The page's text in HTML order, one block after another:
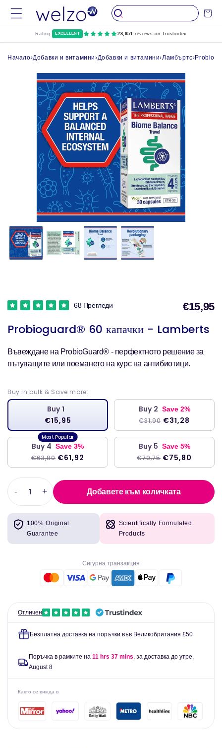
Пропуснете до
съдържание
Количка
Rating: EXCELLENT 28,951 reviews on Trustindex
Начало›Добавки и витамини›Добавки и витамини›Ламбъртс›
Probioguard® 60 капачки - Lamberts
68 Прегледи €15,95
Въвеждане на ProbioGuard® - перфектното решение за
пътуващите или поемането на курс на антибиотици.
Buy in bulk & Save more:
Buy 1
€15,95
Buy 2 Save 2%
€31,90 €31,28
Buy 4 Save 3%
€63,80 €61,92
Buy 5 Save 5%
€79,75 €75,80
Намаляване
на
количеството
за
Probioguard®
Lamberts
-
Увеличете
количеството
Probioguard®
60
+ Добавете към количката
100% Original
Guarantee
Scientifically Formulated
Products
Сигурна транзакция
Отличен
Безплатна доставка на поръчки във Великобритания £50
Поръчка в рамките на 11 hrs 37 mins, за доставка до утре,
August 8
Както се вижда в